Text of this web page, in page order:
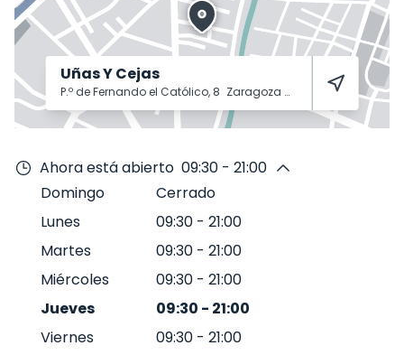
Uñas Y Cejas
P.º de Fernando el Católico, 8 Zaragoza 50005
Ahora está abierto 09:30 - 21:00
Domingo
Cerrado
Lunes
09:30 - 21:00
Martes
09:30 - 21:00
Miércoles
09:30 - 21:00
Jueves
09:30 - 21:00
Viernes
09:30 - 21:00